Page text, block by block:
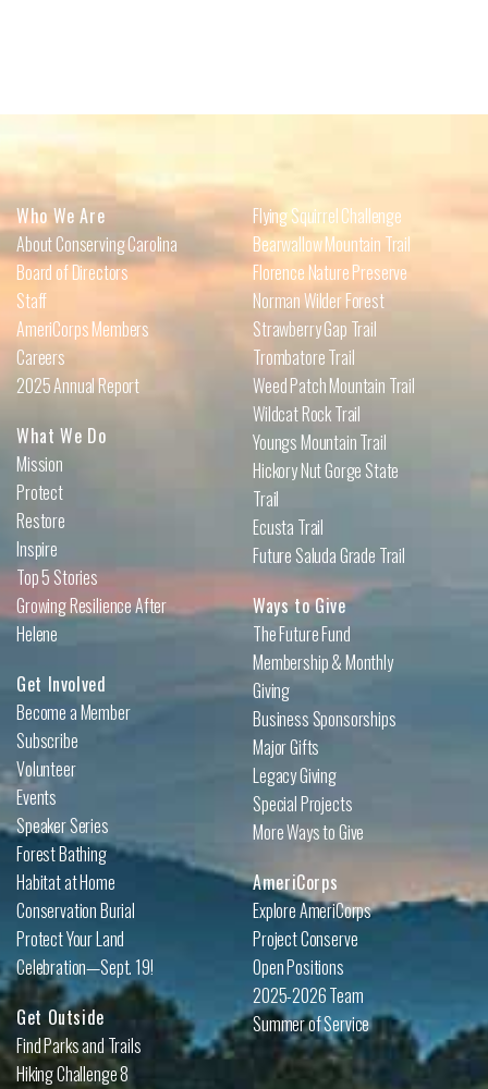
Who We Are
About Conserving Carolina
Board of Directors
Staff
AmeriCorps Members
Careers
2025 Annual Report
What We Do
Mission
Protect
Restore
Inspire
Top 5 Stories
Growing Resilience After
Helene
Get Involved
Become a Member
Subscribe
Volunteer
Events
Speaker Series
Forest Bathing
Habitat at Home
Conservation Burial
Protect Your Land
Celebration—Sept. 19!
Get Outside
Find Parks and Trails
Hiking Challenge 8
Flying Squirrel Challenge
Bearwallow Mountain Trail
Florence Nature Preserve
Norman Wilder Forest
Strawberry Gap Trail
Trombatore Trail
Weed Patch Mountain Trail
Wildcat Rock Trail
Youngs Mountain Trail
Hickory Nut Gorge State
Trail
Ecusta Trail
Future Saluda Grade Trail
Ways to Give
The Future Fund
Membership & Monthly
Giving
Business Sponsorships
Major Gifts
Legacy Giving
Special Projects
More Ways to Give
AmeriCorps
Explore AmeriCorps
Project Conserve
Open Positions
2025-2026 Team
Summer of Service